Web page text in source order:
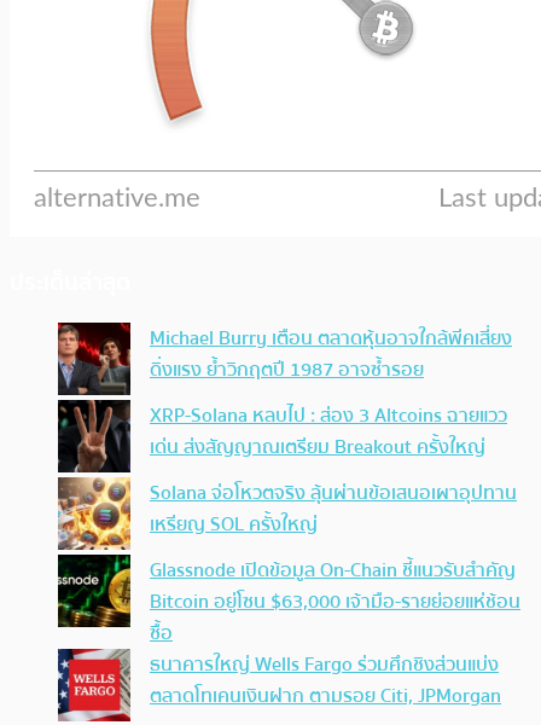
Michael Burry เตือน ตลาดหุ้นอาจใกล้พีคเสี่ยง
ดิ่งแรง ย้ำวิกฤตปี 1987 อาจซ้ำรอย
XRP-Solana หลบไป : ส่อง 3 Altcoins ฉายแวว
เด่น ส่งสัญญาณเตรียม Breakout ครั้งใหญ่
Solana จ่อโหวตจริง ลุ้นผ่านข้อเสนอเผาอุปทาน
เหรียญ SOL ครั้งใหญ่
Glassnode เปิดข้อมูล On-Chain ชี้แนวรับสำคัญ
Bitcoin อยู่โซน $63,000 เจ้ามือ-รายย่อยแห่ช้อน
ซื้อ
ธนาคารใหญ่ Wells Fargo ร่วมศึกชิงส่วนแบ่ง
ตลาดโทเคนเงินฝาก ตามรอย Citi, JPMorgan